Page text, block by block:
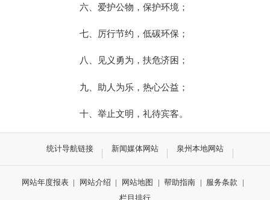
六、爱护公物，保护环境；
七、厉行节约，低碳环保；
八、见义勇为，扶危济困；
九、助人为乐，热心公益；
十、举止文明，礼待宾客。
统计导航链接 新闻媒体网站 泉州本地网站
网站年度报表 | 网站介绍 | 网站地图 | 帮助指南 | 服务条款
|
栏目排行